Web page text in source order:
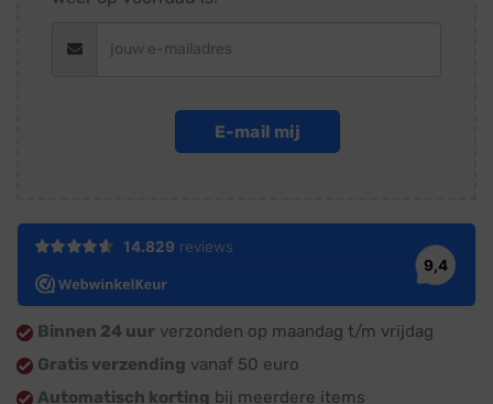
E-mail mij
Binnen 24 uur verzonden op maandag t/m vrijdag
Gratis verzending vanaf 50 euro
Automatisch korting bij meerdere items